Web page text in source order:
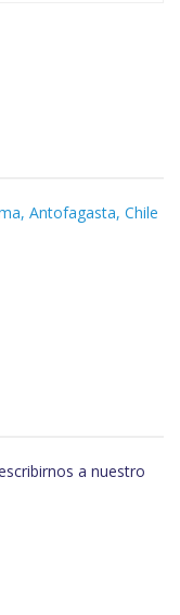
Antofagasta, Chile
a nuestro